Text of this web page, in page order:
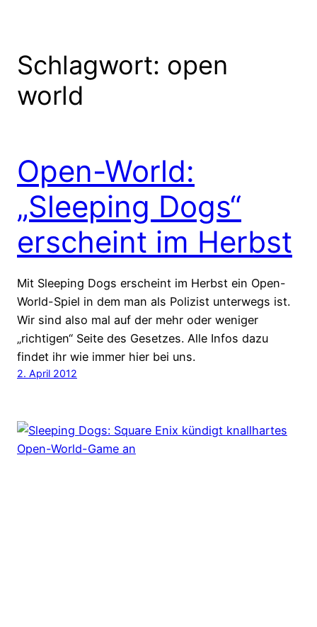
Schlagwort: open
world
Open-World:
„Sleeping Dogs“
erscheint im Herbst
Mit Sleeping Dogs erscheint im Herbst ein Open-
World-Spiel in dem man als Polizist unterwegs ist.
Wir sind also mal auf der mehr oder weniger
„richtigen“ Seite des Gesetzes. Alle Infos dazu
findet ihr wie immer hier bei uns.
2. April 2012